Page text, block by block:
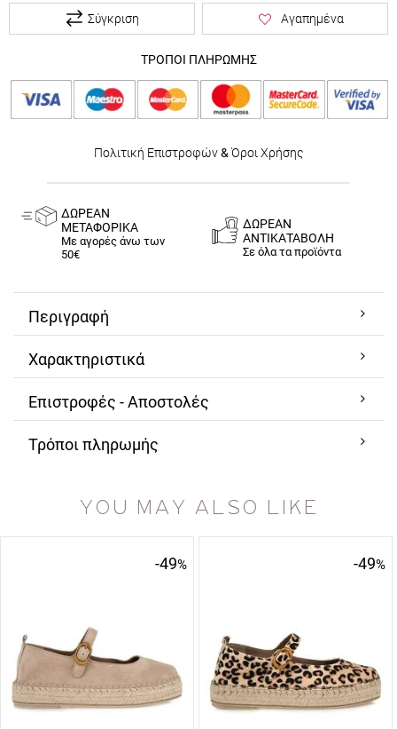
Σύγκριση Αγαπημένα
ΤΡΟΠΟΙ ΠΛΗΡΩΜΗΣ
Πολιτική Επιστροφών& Όροι Χρήσης
ΔΩΡΕΑΝ
ΜΕΤΑΦΟΡΙΚΑ
Με αγορές άνω των
50€
ΔΩΡΕΑΝ
ΑΝΤΙΚΑΤΑΒΟΛΗ
Σε όλα τα προϊόντα
Περιγραφή
Χαρακτηριστικά
Επιστροφές - Αποστολές
Τρόποι πληρωμής
YOU MAY ALSO LIKE
-49% -49%